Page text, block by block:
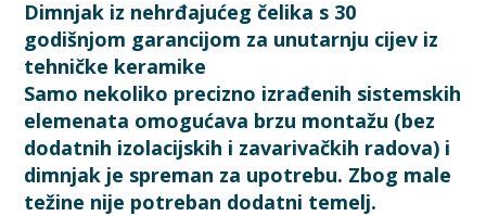
Dimnjak iz nehrđajućeg čelika s 30
godišnjom garancijom za unutarnju cijev iz
tehničke keramike
Samo nekoliko precizno izrađenih sistemskih
elemenata omogućava brzu montažu (bez
dodatnih izolacijskih i zavarivačkih radova) i
dimnjak je spreman za upotrebu. Zbog male
težine nije potreban dodatni temelj.